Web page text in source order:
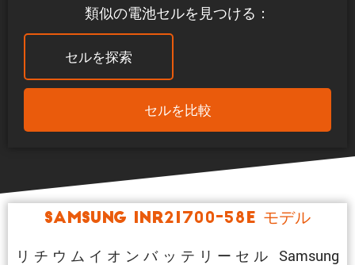
類似の電池セルを見つける：
セルを探索
セルを比較
Samsung INR21700-58E モデル
リチウムイオンバッテリーセル Samsung